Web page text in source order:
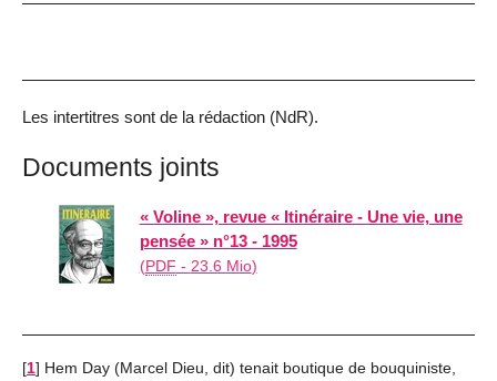
Les intertitres sont de la rédaction (NdR).
Documents joints
« Voline », revue « Itinéraire - Une vie, une
pensée » n°13 - 1995
(PDF - 23.6 Mio)
[1] Hem Day (Marcel Dieu, dit) tenait boutique de bouquiniste,